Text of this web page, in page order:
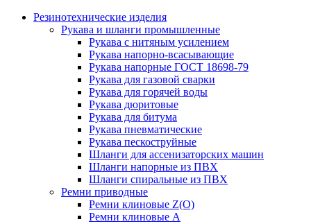
Резинотехнические изделия
Рукава и шланги промышленные
Рукава с нитяным усилением
Рукава напорно-всасывающие
Рукава напорные ГОСТ 18698-79
Рукава для газовой сварки
Рукава для горячей воды
Рукава дюритовые
Рукава для битума
Рукава пневматические
Рукава пескоструйные
Шланги для ассенизаторских машин
Шланги напорные из ПВХ
Шланги спиральные из ПВХ
Ремни приводные
Ремни клиновые Z(О)
Ремни клиновые А